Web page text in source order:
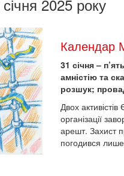
2025 року
Календар
31 січня –
амністію та
розшук;
Двох
організації
арешт. Захист
погодився